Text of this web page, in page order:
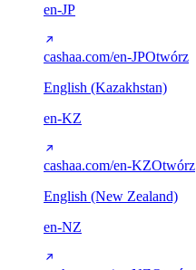
en-JP
cashaa.com/en-JPOtwórz
English (Kazakhstan)
en-KZ
cashaa.com/en-KZOtwórz
English (New Zealand)
en-NZ